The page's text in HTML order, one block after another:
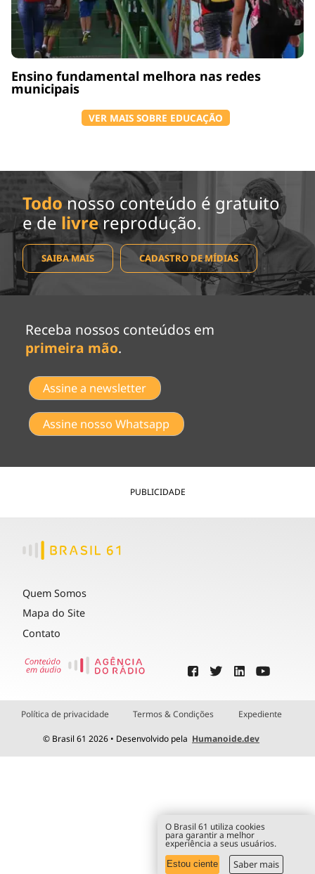
Ensino fundamental melhora nas redes
municipais
VER MAIS SOBRE EDUCAÇÃO
Todo nosso conteúdo é gratuito
e de livrereprodução.
SAIBA MAIS CADASTRO DE MÍDIAS
Receba nossos conteúdos em
primeira mão.
Assine a newsletter
Assine nosso Whatsapp
PUBLICIDADE
Quem Somos
Mapa do Site
Contato
Política de privacidade Termos & Condições Expediente
© Brasil 61 2026 • Desenvolvido pela Humanoide.dev
O Brasil 61 utiliza cookies
para garantir a melhor
experiência a seus usuários.
Estou ciente Saber mais